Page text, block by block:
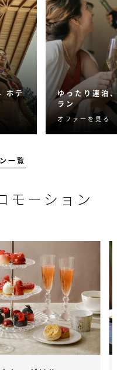
ホテ
ゆったり連泊
ラン
2連泊すると3
に。
オファーを見る
一覧
モーション